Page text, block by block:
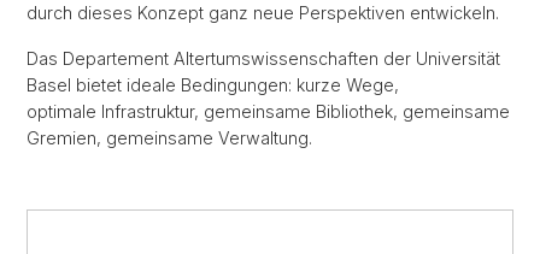
durch dieses Konzept ganz neue Perspektiven entwickeln.
Das Departement Altertumswissenschaften der Universität
Basel bietet ideale Bedingungen: kurze Wege,
optimale Infrastruktur, gemeinsame Bibliothek, gemeinsame
Gremien, gemeinsame Verwaltung.